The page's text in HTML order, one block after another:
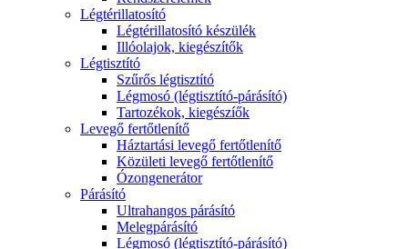
Légtérillatosító
Légtérillatosító készülék
Illóolajok, kiegészítők
Légtisztító
Szűrős légtisztító
Légmosó (légtisztító-párásító)
Tartozékok, kiegészíők
Levegő fertőtlenítő
Háztartási levegő fertőtlenítő
Közületi levegő fertőtlenítő
Ózongenerátor
Párásító
Ultrahangos párásító
Melegpárásító
Légmosó (légtisztító-párásító)